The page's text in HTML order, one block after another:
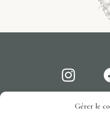
Gérer le
Mentions légales